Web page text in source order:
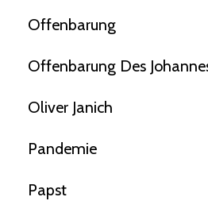
Offenbarung
Offenbarung Des
Oliver Janich
Pandemie
Papst